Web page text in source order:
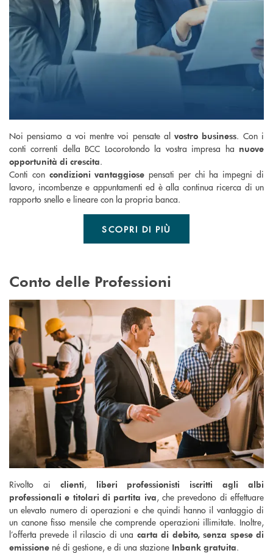
Noi pensiamo a voi mentre voi pensate alvostro business. Con i
conti correnti della BCC Locorotondo la vostra impresa ha nuove
opportunità di crescita.
Conti con condizioni vantaggiose pensati per chi ha impegni di
lavoro, incombenze e appuntamenti ed è alla continua ricerca di un
rapporto snello e lineare con la propria banca.
SCOPRI DI PIÙ
Conto delle Professioni
Rivolto ai clienti,
liberi professionisti iscritti agli albi
professionali e titolari di partita iva, che prevedono di effettuare
un elevato numero di operazioni e che quindi hanno il vantaggio di
un canone fisso mensile che comprende operazioni illimitate. Inoltre,
l’offerta prevede il rilascio di una carta di debito, senza spese di
emissione né di gestione, e di una stazione Inbank gratuita.